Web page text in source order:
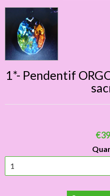
1*- Pendentif